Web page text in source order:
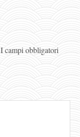
I campi obbligatori